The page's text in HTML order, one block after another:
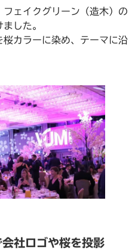
ェイクグリーン（造木）の
した。
カラーに染め、テーマに沿
社ロゴや桜を投影